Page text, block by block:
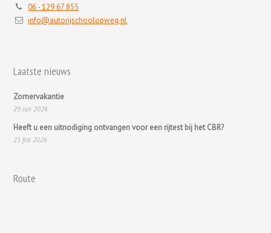
06 - 129 67 855
info@autorijschoolopweg.nl
Laatste nieuws
Zomervakantie
29 jun 2026
Heeft u een uitnodiging ontvangen voor een rijtest bij het CBR?
25 feb 2026
Route